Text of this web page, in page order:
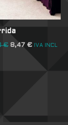
€ 8,47€ IVA INCL